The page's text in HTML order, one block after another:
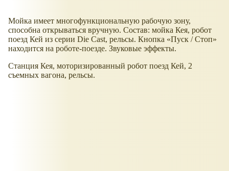
Мойка имеет многофункциональную рабочую зону,
способна открываться вручную. Состав: мойка Кея, робот
поезд Кей из серии Die Cast, рельсы. Кнопка «Пуск / Стоп»
находится на роботе-поезде. Звуковые эффекты.
Станция Кея, моторизированный робот поезд Кей, 2
съемных вагона, рельсы.